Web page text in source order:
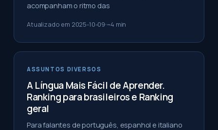
acompanham o ritmo das
Atualizado em 2025-10-09 ~4 min
ASSUNTOS DIVERSOS
A Língua Mais Fácil de Aprender.
Ranking para brasileiros e Ranking
geral
Para falantes de português, espanhol e italiano